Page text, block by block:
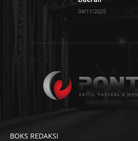
04/11/2025
BOKS REDAKSI